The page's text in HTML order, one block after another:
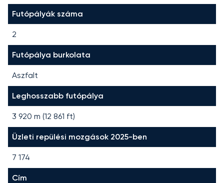
Futópályák száma
2
Futópálya burkolata
Aszfalt
Leghosszabb futópálya
3 920 m (12 861 ft)
Üzleti repülési mozgások 2025-ben
7 174
Cím